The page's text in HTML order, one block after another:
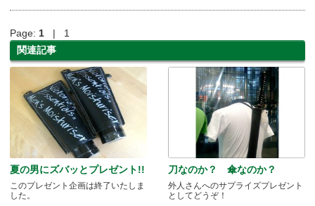
Page: 1 | 1
関連記事
夏の男にズバッとプレゼント!!
このプレゼント企画は終了いたしま
した。
刀なのか？ 傘なのか？
外人さんへのサプライズプレゼント
としてどうぞ！